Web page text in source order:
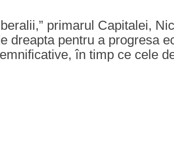
primarul Capitalei,
dreapta pentru a progresa
în timp ce cele